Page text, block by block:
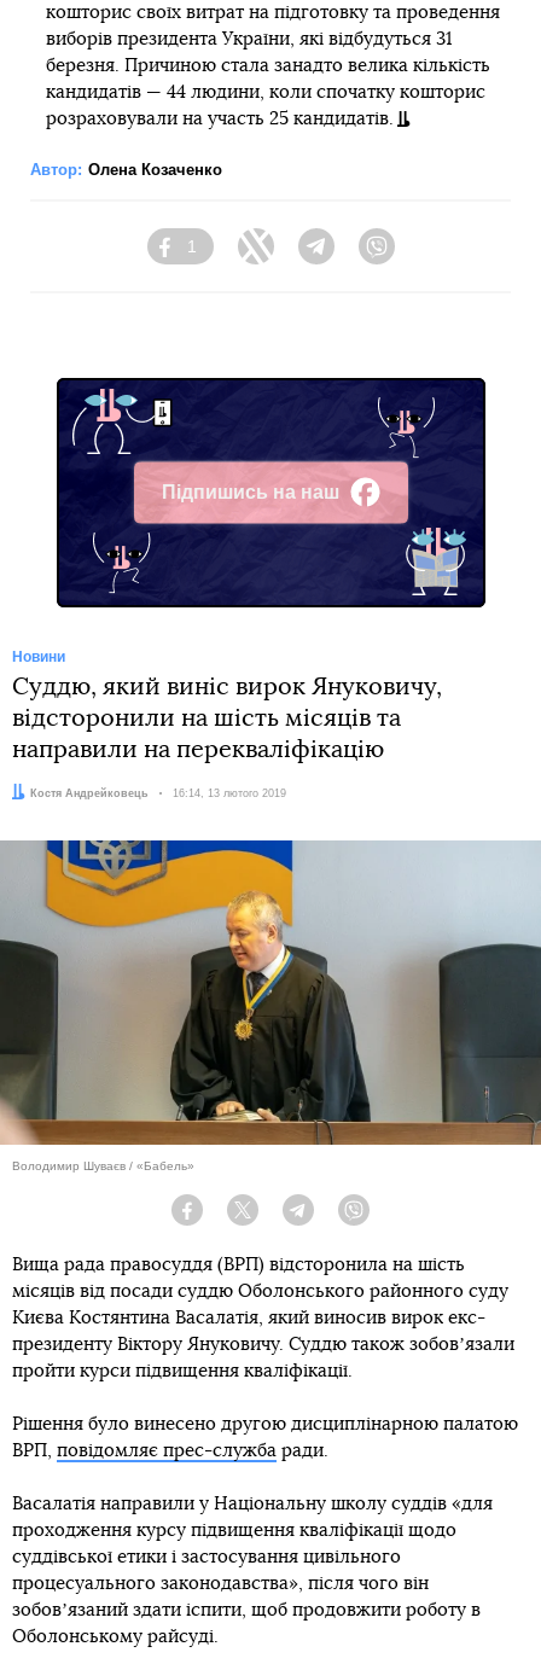
кошторис своїх витрат на підготовку та проведення
виборів президента України, які відбудуться 31
березня. Причиною стала занадто велика кількість
кандидатів — 44 людини, коли спочатку кошторис
розраховували на участь 25 кандидатів.
Автор: Олена Козаченко
Facebook
1
Twitter Telegram
Підпишись на наш
Facebook
Новини
Суддю, який виніс вирок Януковичу,
відсторонили на шість місяців та
направили на перекваліфікацію
Автор:Костя Андрейковець Дата:
16:14, 13 лютого 2019
Володимир Шуваєв / «Бабель»
Facebook Twitter Telegram
Вища рада правосуддя (ВРП) відсторонила на шість
місяців від посади суддю Оболонського районного суду
Києва Костянтина Васалатія, який виносив вирок екс-
президенту Віктору Януковичу. Суддю також зобовʼязали
пройти курси підвищення кваліфікації.
Рішення було винесено другою дисциплінарною палатою
ВРП, повідомляє прес-служба ради.
Васалатія направили у Національну школу суддів «для
проходження курсу підвищення кваліфікації щодо
суддівської етики і застосування цивільного
процесуального законодавства», після чого він
зобовʼязаний здати іспити, щоб продовжити роботу в
Оболонському райсуді.